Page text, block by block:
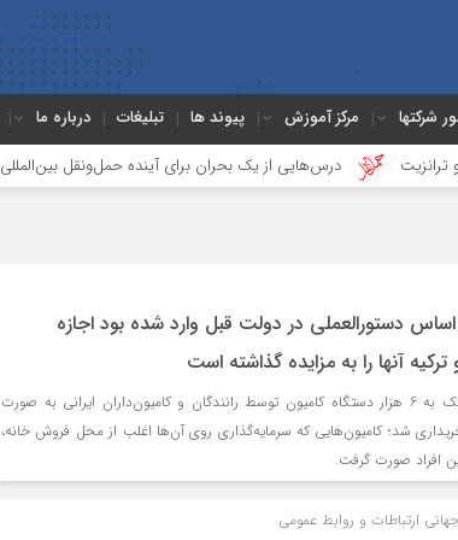
شرکتها مرکز آموزش پیوند ها تبلیغات درباره ما
درس‌هایی از یک بحران برای آینده حمل‌ونقل بین‌المللی ایران
اساس دستورالعملی در دولت قبل وارد شده بود اجازه
آنها را به مزایده گذاشته است
حدود دو سال پیش، نزدیک به ۶ هزار دستگاه کامیون توسط رانندگان و کامیون‌داران ایرانی به صورت
شد؛ کامیون‌هایی که سرمایه‌گذاری روی آن‌ها اغلب از محل فروش خانه،
افراد صورت گرفت.
ارتباطات و روابط عمومی